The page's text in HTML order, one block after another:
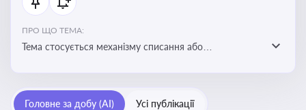
ПРО ЩО ТЕМА:
Тема стосується механізму списання або
права як боржника, так і кредиторів
Головне за добу (AI) Усі публікації